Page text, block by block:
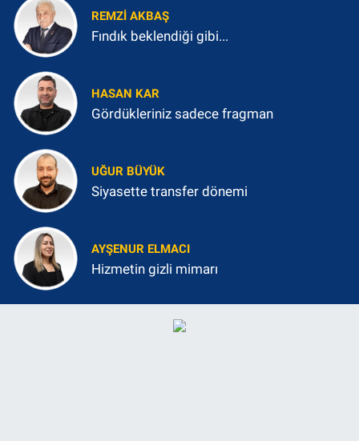
REMZI AKBAŞ
Fındık beklendiği gibi...
HASAN KAR
Gördükleriniz sadece fragman
UĞUR BÜYÜK
Siyasette transfer dönemi
AYŞENUR ELMACI
Hizmetin gizli mimarı